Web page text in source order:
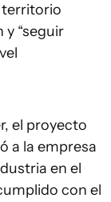
territorio
“seguir
el proyecto
a la empresa
en el
con el